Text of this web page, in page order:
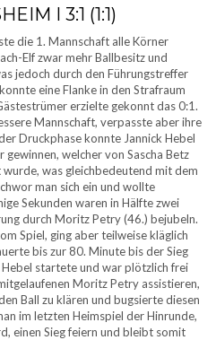
I 3:1 (1:1)
die 1. Mannschaft alle Körner
Elf zwar mehr Ballbesitz und
jedoch durch den Führungstreffer
eine Flanke in den Strafraum
erzielte gekonnt das 0:1.
Mannschaft, verpasste aber ihre
Druckphase konnte Jannick Hebel
welcher von Sascha Betz
was gleichbedeutend mit dem
man sich ein und wollte
Sekunden waren in Hälfte zwei
durch Moritz Petry (46.) bejubeln.
Spiel, ging aber teilweise kläglich
bis zur 80. Minute bis der Sieg
startete und war plötzlich frei
Moritz Petry assistieren,
Ball zu klären und bugsierte diesen
im letzten Heimspiel der Hinrunde,
einen Sieg feiern und bleibt somit